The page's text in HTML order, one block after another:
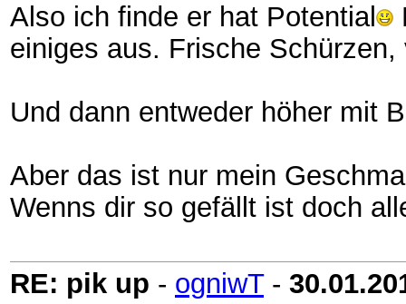
Also ich finde er hat Potential
einiges aus. Frische
Und dann entweder höher mit
Aber das ist nur mein
Wenns dir so gefällt ist doch
RE: pik up - ogniwT-